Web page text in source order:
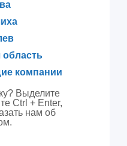
область
компании
Выделите
Ctrl + Enter,
нам об